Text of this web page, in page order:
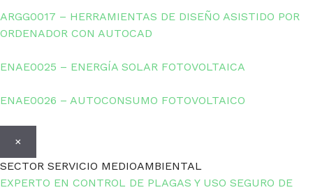
ARGG0017 – HERRAMIENTAS DE DISEÑO ASISTIDO POR
ORDENADOR CON AUTOCAD
ENAE0025 – ENERGÍA SOLAR FOTOVOLTAICA
ENAE0026 – AUTOCONSUMO FOTOVOLTAICO
×
SECTOR SERVICIO MEDIOAMBIENTAL
EXPERTO EN CONTROL DE PLAGAS Y USO SEGURO DE